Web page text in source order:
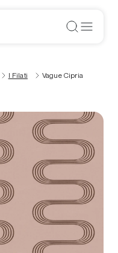
I Filati Vague Cipria